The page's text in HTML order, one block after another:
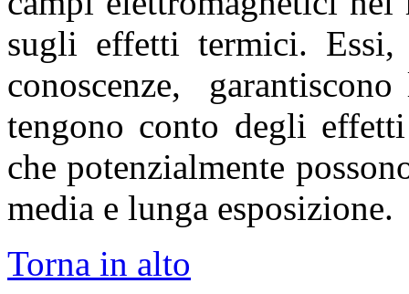
sugli effetti termici. Essi,
conoscenze,
tengono conto degli
che potenzialmente
media e lunga
Torna in alto